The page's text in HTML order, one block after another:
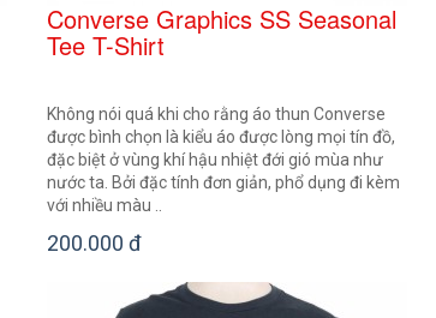
Converse Graphics SS Seasonal
Tee T-Shirt
Không nói quá khi cho rằng áo thun Converse
được bình chọn là kiểu áo được lòng mọi tín đồ,
đặc biệt ở vùng khí hậu nhiệt đới gió mùa như
nước ta. Bởi đặc tính đơn giản, phổ dụng đi kèm
với nhiều màu ..
200.000 đ